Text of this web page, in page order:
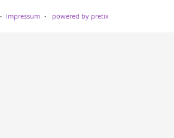
Impressum powered by pretix